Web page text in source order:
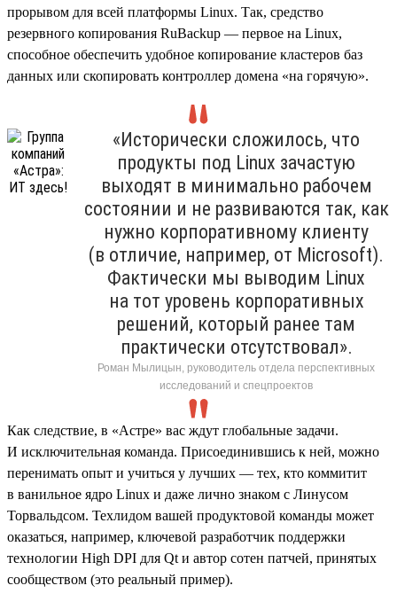
прорывом для всей платформы Linux. Так, средство
резервного копирования RuBackup — первое на Linux,
способное обеспечить удобное копирование кластеров баз
данных или скопировать контроллер домена «на горячую».
«Исторически сложилось, что
продукты под Linux зачастую
выходят в минимально рабочем
состоянии и не развиваются так, как
нужно корпоративному клиенту
(в отличие, например, от Microsoft).
Фактически мы выводим Linux
на тот уровень корпоративных
решений, который ранее там
практически отсутствовал».
Роман Мылицын, руководитель отдела перспективных
исследований и спецпроектов
Как следствие, в «Астре» вас ждут глобальные задачи.
И исключительная команда. Присоединившись к ней, можно
перенимать опыт и учиться у лучших — тех, кто коммитит
в ванильное ядро Linux и даже лично знаком с Линусом
Торвальдсом. Техлидом вашей продуктовой команды может
оказаться, например, ключевой разработчик поддержки
технологии High DPI для Qt и автор сотен патчей, принятых
сообществом (это реальный пример).